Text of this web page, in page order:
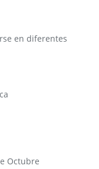
en diferentes
Octubre